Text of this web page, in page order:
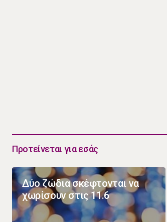
Προτείνεται για εσάς
Δύο ζώδια σκέφτονται να
χωρίσουν στις 11.6